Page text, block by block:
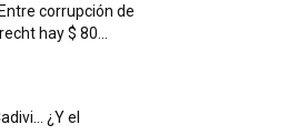
corrupción de
hay $ 80...
¿Y el